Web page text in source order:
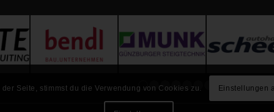
2 3 4 5 6
Seite, stimmst du die Verwendung von Cookies zu. Einstellungen